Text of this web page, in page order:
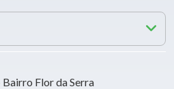
Bairro Flor da Serra